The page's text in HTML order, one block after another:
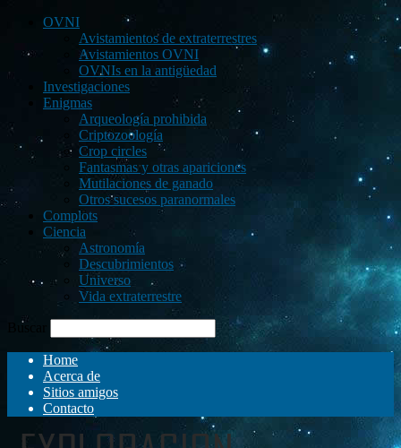
OVNI
Avistamientos de extraterrestres
Avistamientos OVNI
OVNIs en la antigüedad
Investigaciones
Enigmas
Arqueología prohibida
Criptozoología
Crop circles
Fantasmas y otras apariciones
Mutilaciones de ganado
Otros sucesos paranormales
Complots
Ciencia
Astronomía
Descubrimientos
Universo
Vida extraterrestre
Buscar
Home
Acerca de
Sitios amigos
Contacto